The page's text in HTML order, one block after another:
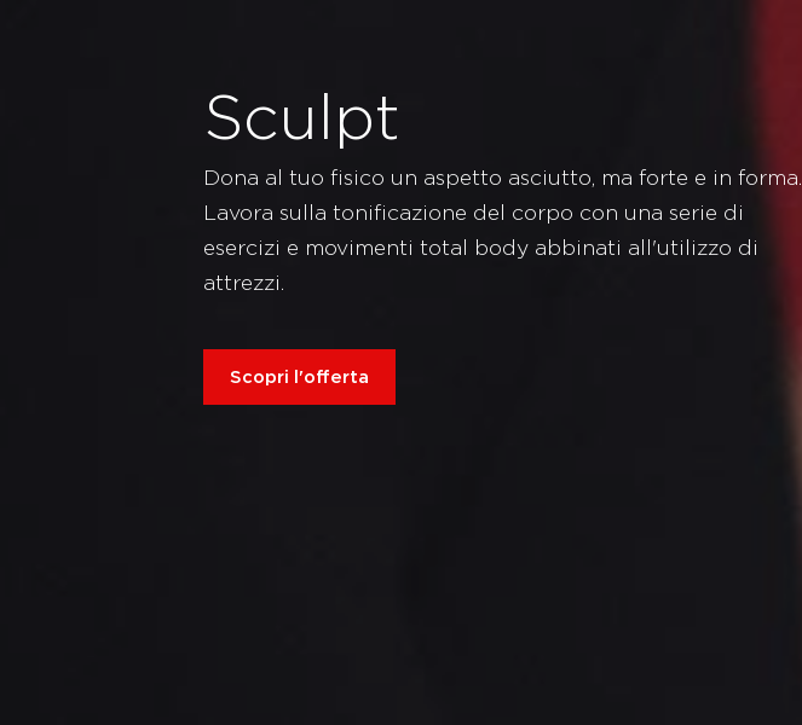
Sculpt
Dona al tuo fisico un aspetto asciutto, ma forte e in forma.
Lavora sulla tonificazione del corpo con una serie di
esercizi e movimenti total body abbinati all'utilizzo di
attrezzi.
Scopri l'offerta